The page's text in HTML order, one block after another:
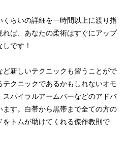
らいの詳細を一時間以上に渡り指
ば、あなたの柔術はすぐにアップ
です！
新しいテクニックも習うことがで
クニックであるかもしれないオモ
パイラルアームバーなどのアドバ
ます。白帯から黒帯まで全ての方の
トムが助けてくれる傑作教則で